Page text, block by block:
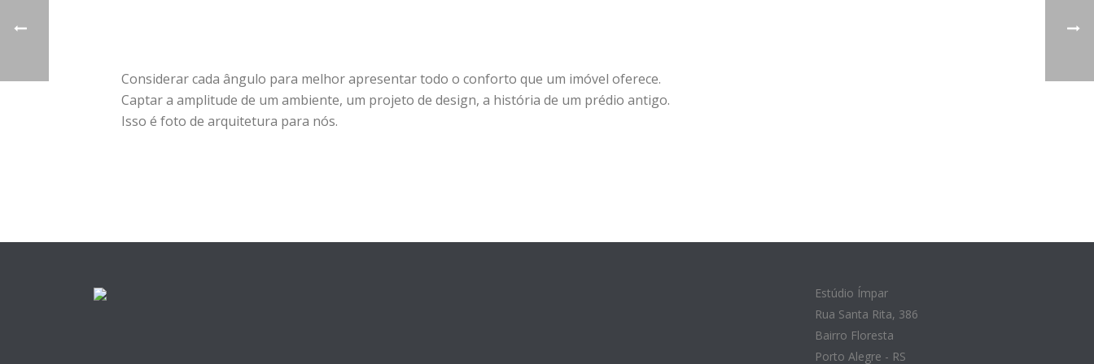
Considerar cada ângulo para melhor apresentar todo o conforto que um imóvel oferece.
Captar a amplitude de um ambiente, um projeto de design, a história de um prédio antigo.
Isso é foto de arquitetura para nós.
Estúdio Ímpar
Rua Santa Rita, 386
Bairro Floresta
Porto Alegre - RS